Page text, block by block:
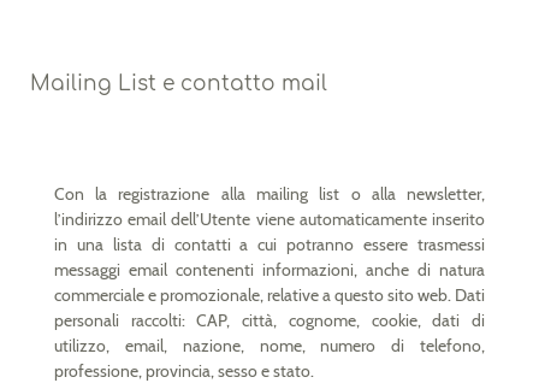
Mailing List e contatto mail
Con la registrazione alla mailing list o alla newsletter,
l’indirizzo email dell’Utente viene automaticamente inserito
in una lista di contatti a cui potranno essere trasmessi
messaggi email contenenti informazioni, anche di natura
commerciale e promozionale, relative a questo sito web. Dati
personali raccolti: CAP, città, cognome, cookie, dati di
utilizzo, email, nazione, nome, numero di telefono,
professione, provincia, sesso e stato.